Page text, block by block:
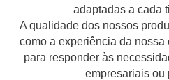
adaptadas a cada
A qualidade dos nossos
como a experiência da
para responder às
empresariais ou